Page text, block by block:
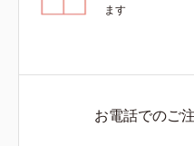
ます
お電話でのご